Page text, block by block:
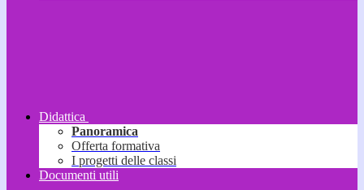
Didattica
Panoramica
Offerta formativa
I progetti delle classi
Documenti utili